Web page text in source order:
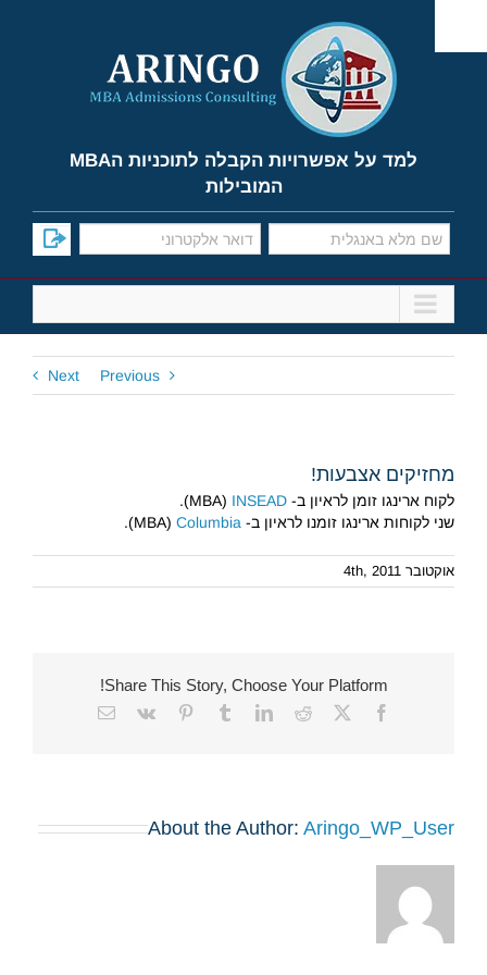
content
למד על אפשרויות הקבלה לתוכניות הMBA
המובילות
Previous
Next
מחזיקים אצבעות!
לקוח ארינגו זומן לראיון ב- MBA) INSEAD
).
שני לקוחות ארינגו זומנו לראיון ב- MBA) Columbia
).
אוקטובר 4th, 2011
Share This Story, Choose Your Platform!
Facebook
X
Reddit
LinkedIn
Tumblr
Pinterest
Vk
Email
About the Author: Aringo_WP_User